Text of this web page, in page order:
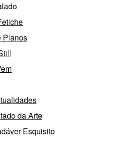
Planos
da Arte
Esquisito